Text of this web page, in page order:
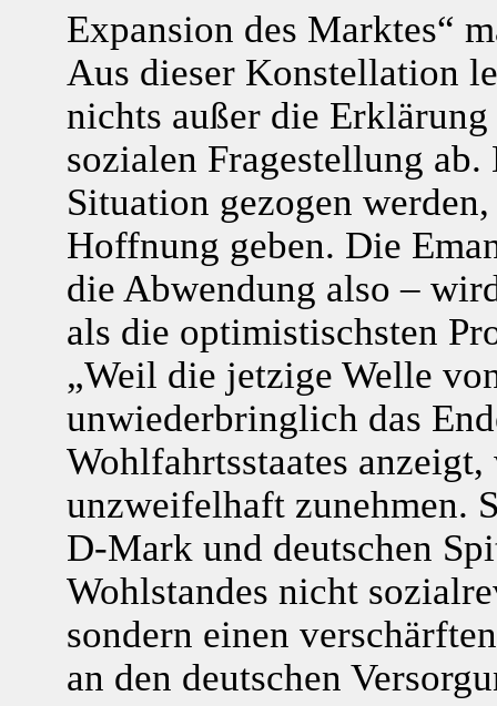
Expansion des Marktes“
Aus dieser Konstellation
nichts außer die
sozialen Fragestellung ab.
Situation gezogen
Hoffnung geben. Die
die Abwendung also –
als die optimistischsten
„Weil die jetzige Welle
unwiederbringlich das
Wohlfahrtsstaates
unzweifelhaft zunehmen.
D-Mark und deutschen
Wohlstandes nicht
sondern einen
an den deutschen